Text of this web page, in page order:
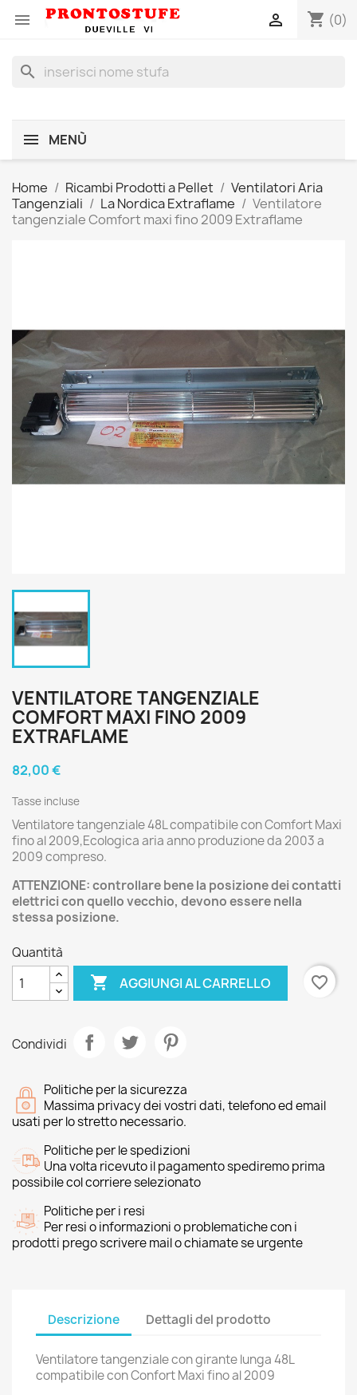
 shopping_cart (0)

search
MENÙ
Home Ricambi Prodotti a Pellet
Ventilatori Aria
Tangenziali
La Nordica Extraflame
Ventilatore
tangenziale Comfort maxi fino 2009 Extraflame
VENTILATORE TANGENZIALE
COMFORT MAXI FINO 2009
EXTRAFLAME
82,00 €
Tasse incluse
Ventilatore tangenziale 48L compatibile con Comfort Maxi
fino al 2009,Ecologica aria anno produzione da 2003 a
2009 compreso.
ATTENZIONE: controllare bene la posizione dei contatti
elettrici con quello vecchio, devono essere nella
stessa posizione.
Quantità
 AGGIUNGI AL CARRELLO favorite_border
Condividi
Politiche per la sicurezza
Massima privacy dei vostri dati, telefono ed email
usati per lo stretto necessario.
Politiche per le spedizioni
Una volta ricevuto il pagamento spediremo prima
possibile col corriere selezionato
Politiche per i resi
Per resi o informazioni o problematiche con i
prodotti prego scrivere mail o chiamate se urgente
Descrizione Dettagli del prodotto
Ventilatore tangenziale con girante lunga 48L
compatibile con Confort Maxi fino al 2009